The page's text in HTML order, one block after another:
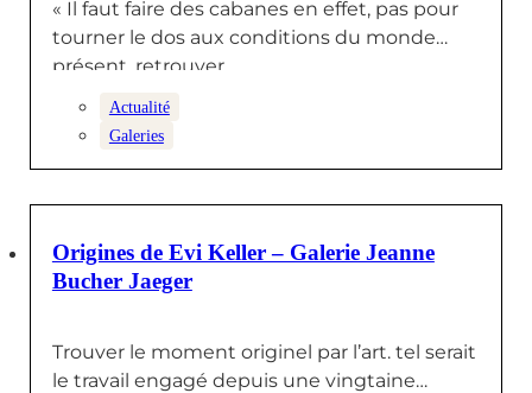
« Il faut faire des cabanes en effet, pas pour
tourner le dos aux conditions du monde
présent, retrouver…
Actualité
Galeries
22 FÉVRIER 2025
Origines de Evi Keller – Galerie Jeanne
Bucher Jaeger
Trouver le moment originel par l’art. tel serait
le travail engagé depuis une vingtaine